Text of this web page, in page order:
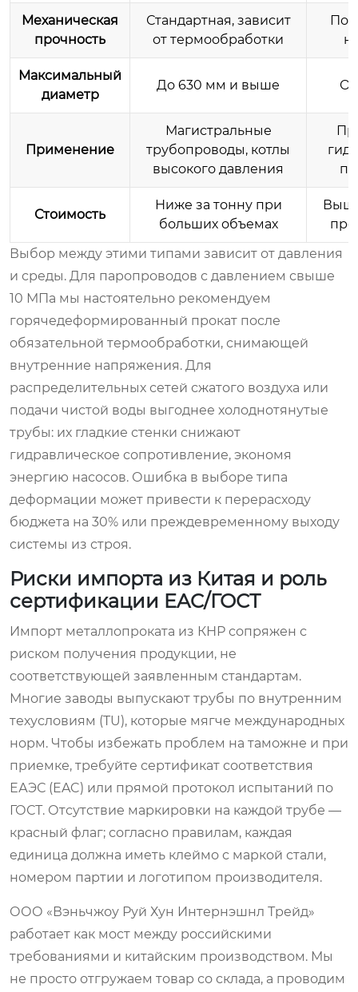
Механическая
прочность
Стандартная, зависит
от термообработки
Максимальный
диаметр
До 630 мм и выше
Применение
Магистральные
трубопроводы, котлы
высокого давления
Стоимость
Ниже за тонну при
больших объемах
Выбор между этими типами зависит от давления
и среды. Для паропроводов с давлением свыше
10 МПа мы настоятельно рекомендуем
горячедеформированный прокат после
обязательной термообработки, снимающей
внутренние напряжения. Для
распределительных сетей сжатого воздуха или
подачи чистой воды выгоднее холоднотянутые
трубы: их гладкие стенки снижают
гидравлическое сопротивление, экономя
энергию насосов. Ошибка в выборе типа
деформации может привести к перерасходу
бюджета на 30% или преждевременному выходу
системы из строя.
Риски импорта из Китая и роль
сертификации EAC/ГОСТ
Импорт металлопроката из КНР сопряжен с
риском получения продукции, не
соответствующей заявленным стандартам.
Многие заводы выпускают трубы по внутренним
техусловиям (TU), которые мягче международных
норм. Чтобы избежать проблем на таможне и при
приемке, требуйте сертификат соответствия
ЕАЭС (EAC) или прямой протокол испытаний по
ГОСТ. Отсутствие маркировки на каждой трубе —
красный флаг; согласно правилам, каждая
единица должна иметь клеймо с маркой стали,
номером партии и логотипом производителя.
ООО «Вэньчжоу Руй Хун Интернэшнл Трейд»
работает как мост между российскими
требованиями и китайским производством. Мы
не просто отгружаем товар со склада, а проводим